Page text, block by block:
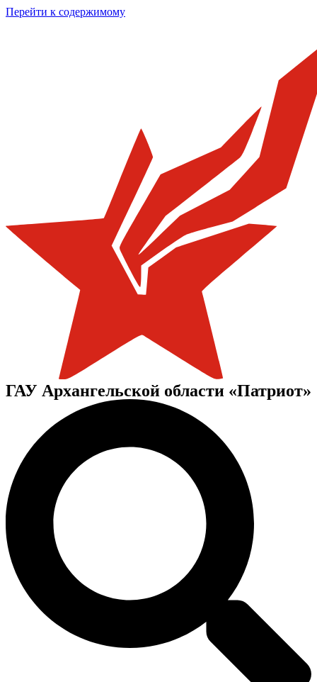
Перейти к содержимому
ГАУ Архангельской области «Патриот»